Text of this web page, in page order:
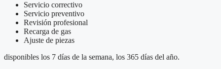
Servicio correctivo
Servicio preventivo
Revisión profesional
Recarga de gas
Ajuste de piezas
disponibles los 7 días de la semana, los 365 días del año.